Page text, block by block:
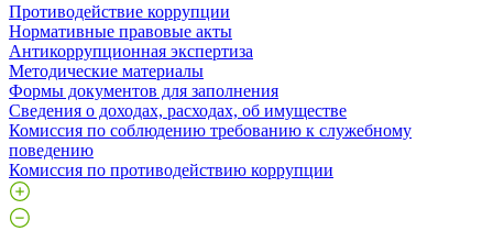
Противодействие коррупции
Нормативные правовые акты
Антикоррупционная экспертиза
Методические материалы
Формы документов для заполнения
Сведения о доходах, расходах, об имуществе
Комиссия по соблюдению требованию к служебному
поведению
Комиссия по противодействию коррупции